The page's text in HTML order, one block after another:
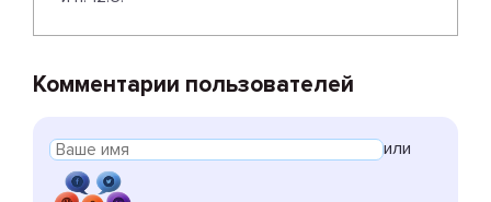
Комментарии пользователей
или